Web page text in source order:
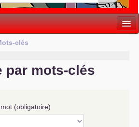
clés
par mots-clés
(obligatoire)